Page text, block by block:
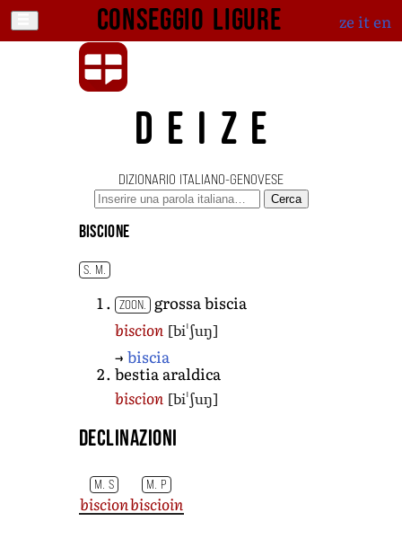
Conseggio ligure ze iten
DEIZE
DIZIONARIO ITALIANO-GENOVESE
Cerca
biscione
S. M.
ZOON.
grossa biscia
biscion [biˈʃuŋ]
→ biscia
bestia araldica
biscion [biˈʃuŋ]
Declinazioni
M. S M. P
biscionbiscioin